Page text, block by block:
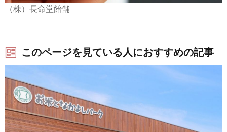
（株）長命堂飴舗
このページを見ている人におすすめの記事